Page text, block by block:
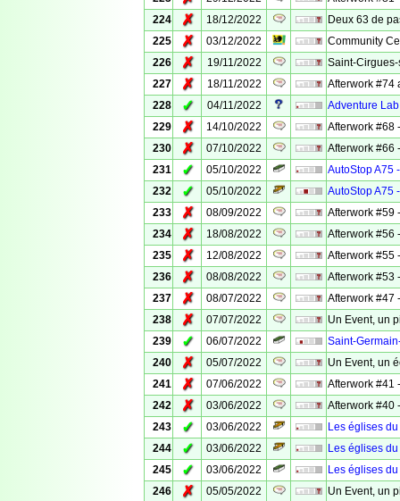
224
✗ 18/12/2022
Deux 63 de
225
✗ 03/12/2022
Community
226
✗ 19/11/2022
Saint-
227
✗ 18/11/2022
Afterwork #74
228
✓ 04/11/2022
Adventure
229
✗ 14/10/2022
Afterwork #68
230
✗ 07/10/2022
Afterwork #66
231
✓ 05/10/2022
AutoStop A75
232
✓ 05/10/2022
AutoStop A75
233
✗ 08/09/2022
Afterwork #59
234
✗ 18/08/2022
Afterwork #56
235
✗ 12/08/2022
Afterwork #55
236
✗ 08/08/2022
Afterwork #53
237
✗ 08/07/2022
Afterwork #47
238
✗ 07/07/2022
Un Event, un
239
✓ 06/07/2022
Saint-
240
✗ 05/07/2022
Un Event, un
241
✗ 07/06/2022
Afterwork #41
242
✗ 03/06/2022
Afterwork #40
243
✓ 03/06/2022
Les églises
244
✓ 03/06/2022
Les églises
245
✓ 03/06/2022
Les églises
246
✗ 05/05/2022
Un Event, un